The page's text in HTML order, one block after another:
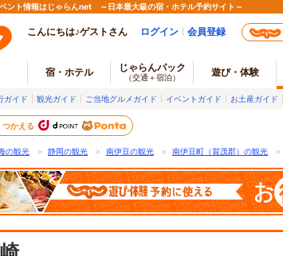
ント情報はじゃらんnet ～日本最大級の宿・ホテル予約サイト～
こんにちは♪ゲストさん ログイン 会員登録
宿・ホテル じゃらんパック
（交通＋宿泊） 遊び・体験
ガイド 観光ガイド ご当地グルメガイド イベントガイド お土産ガイド
つかえる
の観光 ＞ 静岡の観光 ＞ 南伊豆の観光 ＞ 南伊豆町（賀茂郡）の観光 ＞